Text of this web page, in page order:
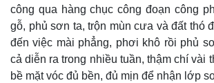
công qua hàng chục công đoạn công
gỗ, phủ sơn ta, trộn mùn cưa và đất thó
đến việc mài phẳng, phơi khô rồi phủ
cả diễn ra trong nhiều tuần, thậm chí vài
bề mặt vóc đủ bền, đủ mịn để nhận lớp